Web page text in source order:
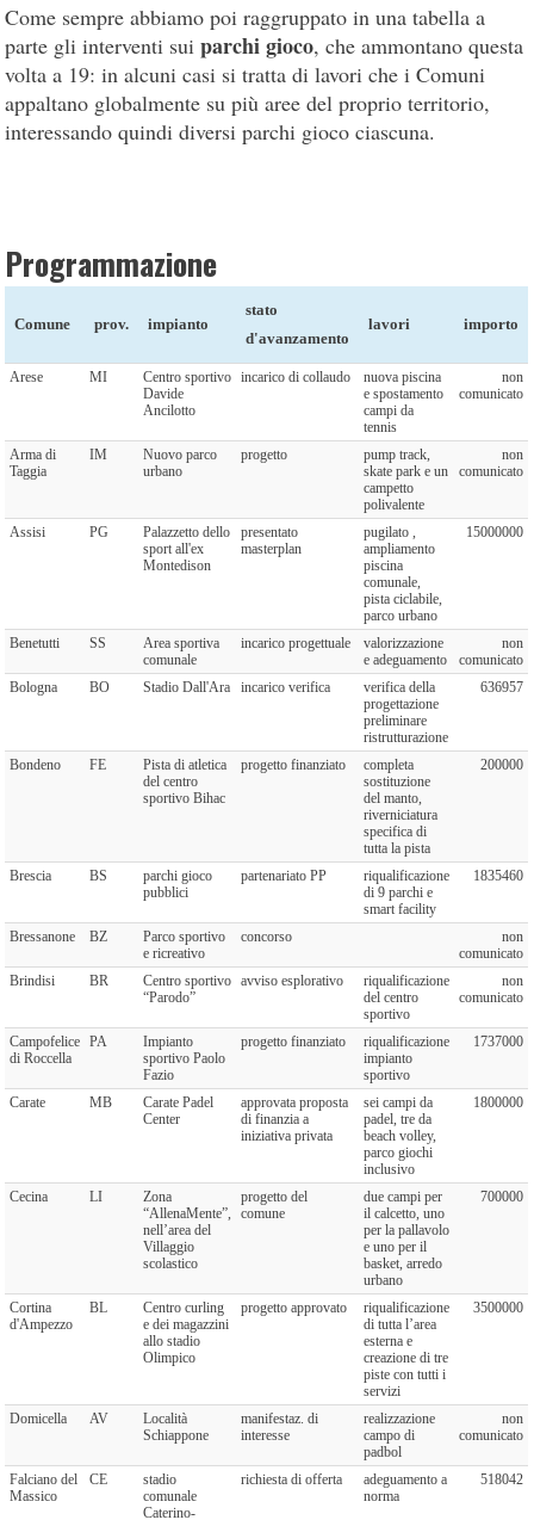
Come sempre abbiamo poi raggruppato in una tabella a
parte gli interventi suiparchi gioco, che ammontano questa
volta a 19: in alcuni casi si tratta di lavori che i Comuni
appaltano globalmente su più aree del proprio territorio,
interessando quindi diversi parchi gioco ciascuna.
Programmazione
Comune prov. impianto
stato
d'avanzamento
lavori importo
Arese MI
Centro sportivo
Davide
Ancilotto
incarico di collaudo
nuova piscina
e spostamento
campi da
tennis
non
comunicato
Arma di
Taggia
IM
Nuovo parco
urbano
progetto
pump track,
skate park e un
campetto
polivalente
non
comunicato
Assisi PG
Palazzetto dello
sport all'ex
Montedison
presentato
masterplan
pugilato ,
ampliamento
piscina
comunale,
pista ciclabile,
parco urbano
15000000
Benetutti SS
Area sportiva
comunale
incarico progettuale
valorizzazione
e adeguamento
non
comunicato
Bologna
BO Stadio Dall'Ara incarico verifica
verifica della
progettazione
preliminare
ristrutturazione
636957
Bondeno FE
Pista di atletica
del centro
sportivo Bihac
progetto finanziato
completa
sostituzione
del manto,
riverniciatura
specifica di
tutta la pista
200000
Brescia BS
parchi gioco
pubblici
partenariato PP
riqualificazione
di 9 parchi e
smart facility
1835460
Bressanone BZ
Parco sportivo
e ricreativo
concorso
non
comunicato
Brindisi
BR
Centro sportivo
“Parodo”
avviso esplorativo
riqualificazione
del centro
sportivo
non
comunicato
Campofelice
di Roccella
PA
Impianto
sportivo Paolo
Fazio
progetto finanziato
riqualificazione
impianto
sportivo
1737000
Carate MB
Carate Padel
Center
approvata proposta
di finanzia a
iniziativa privata
sei campi da
padel, tre da
beach volley,
parco giochi
inclusivo
1800000
Cecina LI
Zona
“AllenaMente”,
nell’area del
Villaggio
scolastico
progetto del
comune
due campi per
il calcetto, uno
per la pallavolo
e uno per il
basket, arredo
urbano
700000
Cortina
d'Ampezzo
BL
Centro curling
e dei magazzini
allo stadio
Olimpico
progetto approvato
riqualificazione
di tutta l’area
esterna e
creazione di tre
piste con tutti i
servizi
3500000
Domicella AV
Località
Schiappone
manifestaz. di
interesse
realizzazione
campo di
padbol
non
comunicato
Falciano del
Massico
CE
stadio
comunale
Caterino-
richiesta di offerta
adeguamento a
norma
518042